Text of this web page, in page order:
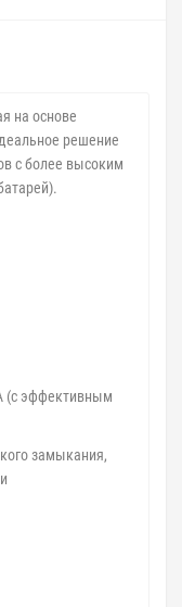
на основе
решение
с более высоким
(с эффективным
замыкания,